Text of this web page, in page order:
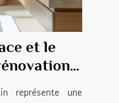
et le
bain
représente une